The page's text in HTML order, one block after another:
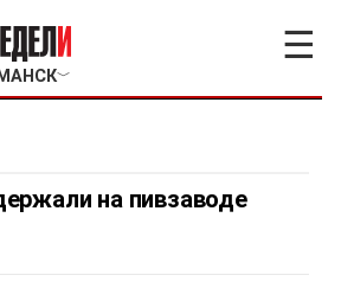
﹀
☰
на пивзаводе